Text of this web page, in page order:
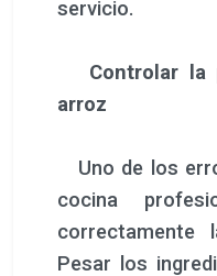
servicio.
Controlar la
arroz
Uno de los
cocina
correctamente
Pesar los